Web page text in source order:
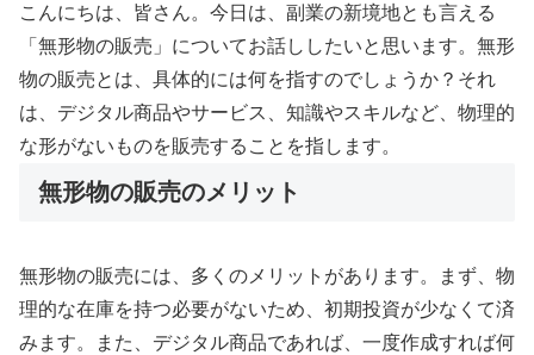
こんにちは、皆さん。今日は、副業の新境地とも言える
「無形物の販売」についてお話ししたいと思います。無形
物の販売とは、具体的には何を指すのでしょうか？それ
は、デジタル商品やサービス、知識やスキルなど、物理的
な形がないものを販売することを指します。
無形物の販売のメリット
無形物の販売には、多くのメリットがあります。まず、物
理的な在庫を持つ必要がないため、初期投資が少なくて済
みます。また、デジタル商品であれば、一度作成すれば何